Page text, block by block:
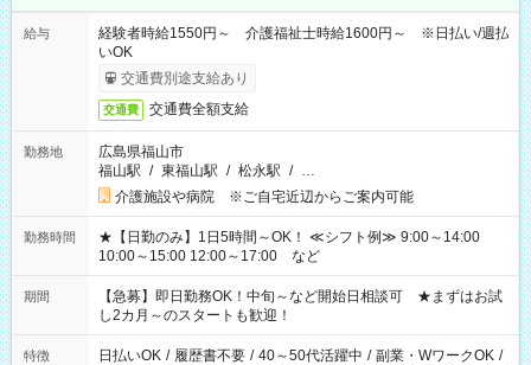
給与
経験者時給1550円～ 介護福祉士時給1600円～ ※日払い/週払
いOK
交通費別途支給あり
交通費 交通費全額支給
勤務地
広島県福山市
福山駅 / 東福山駅 / 松永駅 / …
介護施設や病院 ※ご自宅近辺からご案内可能
勤務時間
★【日勤のみ】1日5時間～OK！ ≪シフト例≫ 9:00～14:00
10:00～15:00 12:00～17:00 など
期間
【急募】即日勤務OK！中旬～など開始日相談可 ★まずはお試
し2カ月～のスタートも歓迎！
特徴 日払いOK / 履歴書不要 / 40～50代活躍中 / 副業・WワークOK /